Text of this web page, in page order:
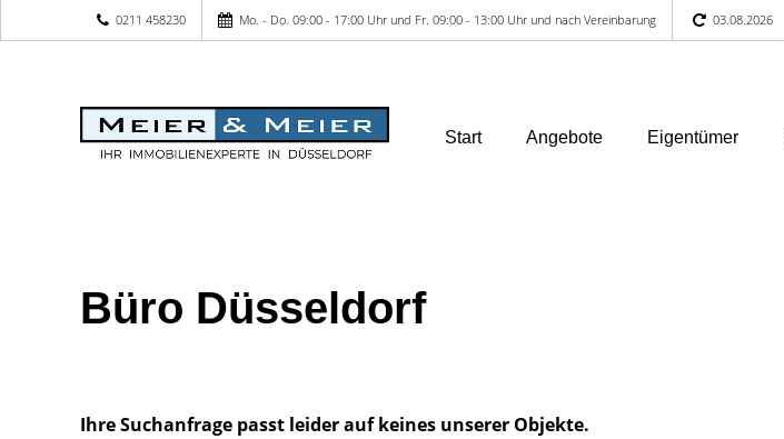
0211 458230 Mo. - Do. 09:00 - 17:00 Uhr und Fr. 09:00 - 13:00 Uhr und nach Vereinbarung 03.08.2026
Start Angebote Eigentümer
Büro Düsseldorf
Ihre Suchanfrage passt leider auf keines unserer Objekte.